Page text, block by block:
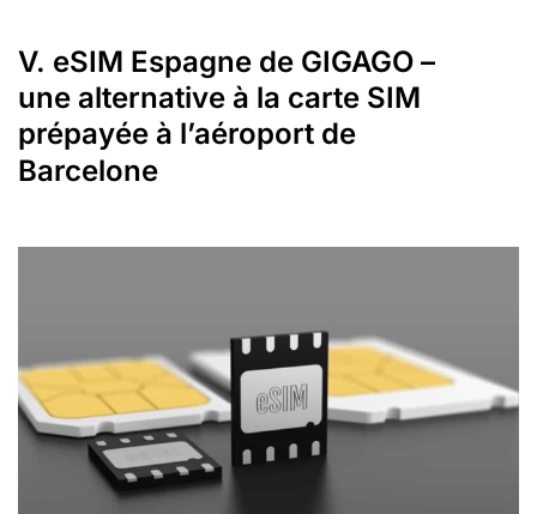
V. eSIM Espagne de GIGAGO –
une alternative à la carte SIM
prépayée à l’aéroport de
Barcelone